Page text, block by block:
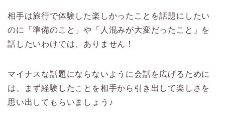
相手は旅行で体験した楽しかったことを話題にしたい
のに「準備のこと」や「人混みが大変だったこと」を
話したいわけでは、ありません！
マイナスな話題にならないように会話を広げるために
は、まず経験したことを相手から引き出して楽しさを
思い出してもらいましょう♪